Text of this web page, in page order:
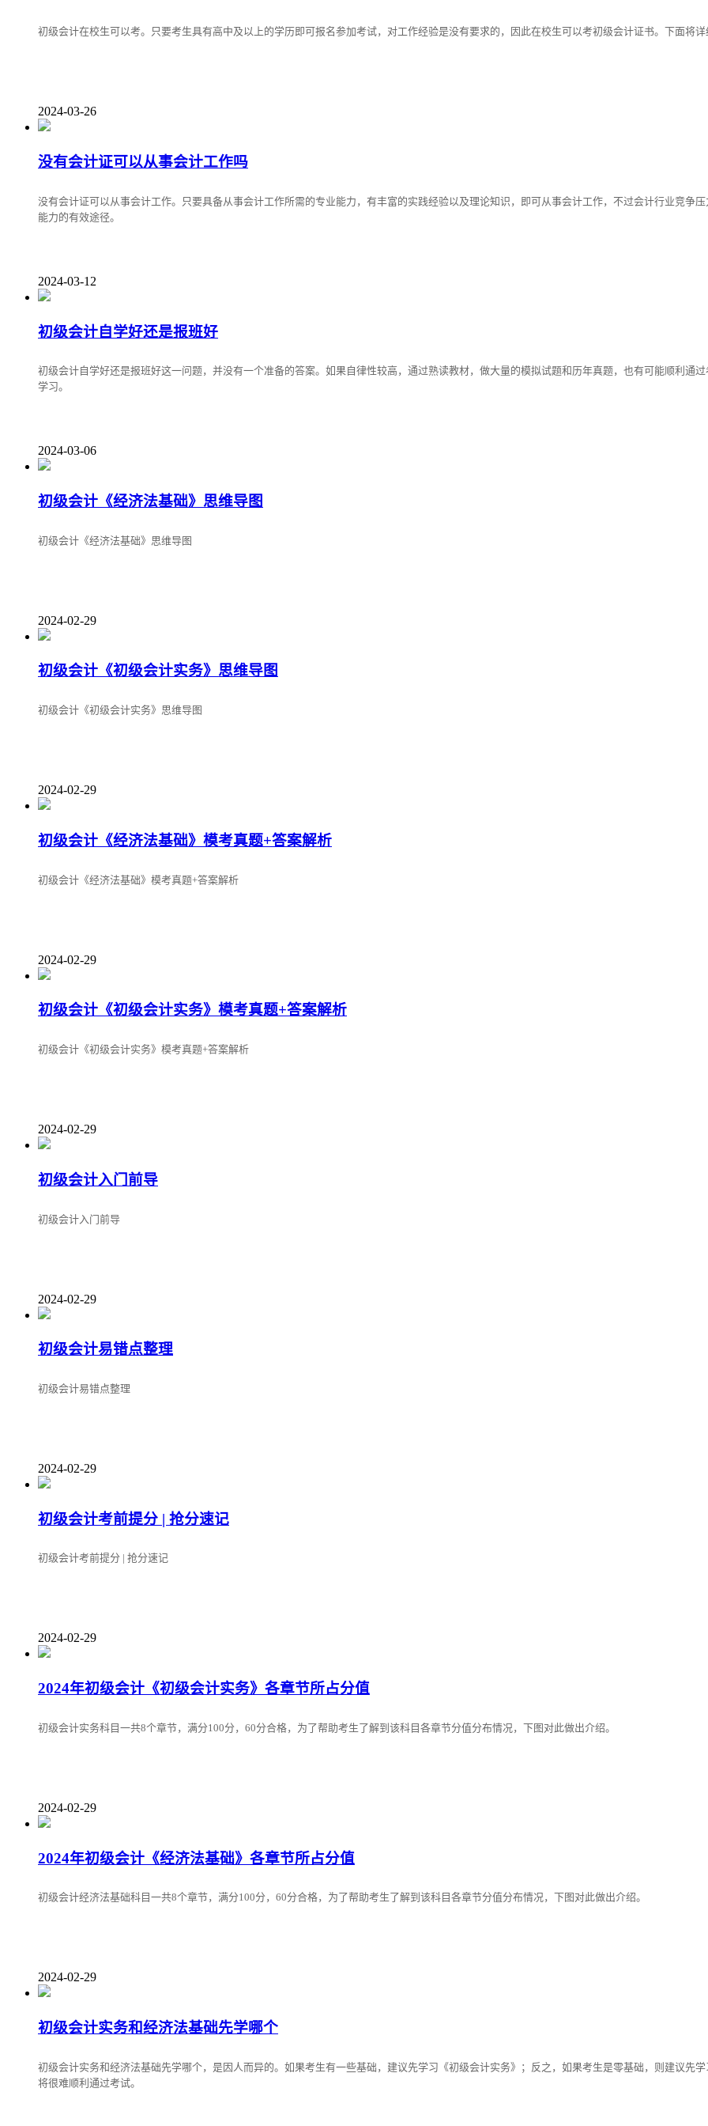
初级会计在校生可以考。只要考生具有高中及以上的学历即可报名参加考试，对工作经验是没有要求的，因此在校生可以考初级会计证书。下面将
2024-03-26
没有会计证可以从事会计工作吗
没有会计证可以从事会计工作。只要具备从事会计工作所需的专业能力，有丰富的实践经验以及理论知识，即可从事会计工作，不过会计行业竞争
能力的有效途径。
2024-03-12
初级会计自学好还是报班好
初级会计自学好还是报班好这一问题，并没有一个准备的答案。如果自律性较高，通过熟读教材，做大量的模拟试题和历年真题，也有可能顺利通
学习。
2024-03-06
初级会计《经济法基础》思维导图
初级会计《经济法基础》思维导图
2024-02-29
初级会计《初级会计实务》思维导图
初级会计《初级会计实务》思维导图
2024-02-29
初级会计《经济法基础》模考真题+答案解析
初级会计《经济法基础》模考真题+答案解析
2024-02-29
初级会计《初级会计实务》模考真题+答案解析
初级会计《初级会计实务》模考真题+答案解析
2024-02-29
初级会计入门前导
初级会计入门前导
2024-02-29
初级会计易错点整理
初级会计易错点整理
2024-02-29
初级会计考前提分 | 抢分速记
初级会计考前提分 | 抢分速记
2024-02-29
2024年初级会计《初级会计实务》各章节所占分值
初级会计实务科目一共8个章节，满分100分，60分合格，为了帮助考生了解到该科目各章节分值分布情况，下图对此做出介绍。
2024-02-29
2024年初级会计《经济法基础》各章节所占分值
初级会计经济法基础科目一共8个章节，满分100分，60分合格，为了帮助考生了解到该科目各章节分值分布情况，下图对此做出介绍。
2024-02-29
初级会计实务和经济法基础先学哪个
初级会计实务和经济法基础先学哪个，是因人而异的。如果考生有一些基础，建议先学习《初级会计实务》；反之，如果考生是零基础，则建议先
将很难顺利通过考试。